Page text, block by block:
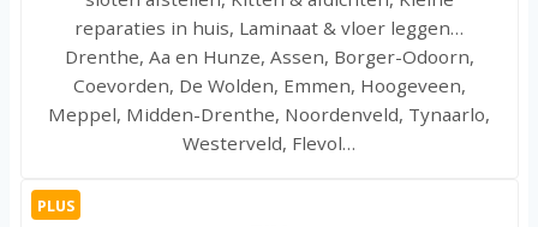
reparaties in huis, Laminaat & vloer leggen…
Drenthe, Aa en Hunze, Assen, Borger-Odoorn,
Coevorden, De Wolden, Emmen, Hoogeveen,
Meppel, Midden-Drenthe, Noordenveld, Tynaarlo,
Westerveld, Flevol…
PLUS